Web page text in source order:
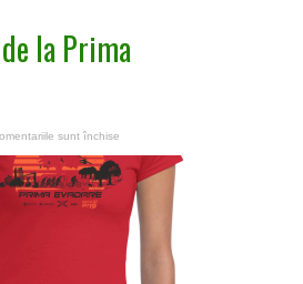
la Prima
sunt închise
de
la
Prima
Evadare